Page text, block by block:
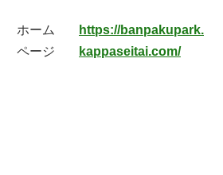
ホーム
ページ
https://banpakupark.
kappaseitai.com/